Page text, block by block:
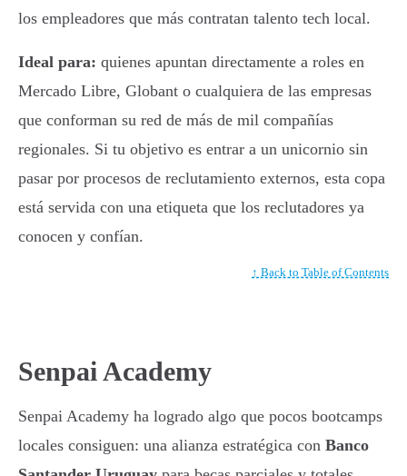
los empleadores que más contratan talento tech local.
Ideal para: quienes apuntan directamente a roles en
Mercado Libre, Globant o cualquiera de las empresas
que conforman su red de más de mil compañías
regionales. Si tu objetivo es entrar a un unicornio sin
pasar por procesos de reclutamiento externos, esta copa
está servida con una etiqueta que los reclutadores ya
conocen y confían.
↑ Back to Table of Contents
Senpai Academy
Senpai Academy ha logrado algo que pocos bootcamps
locales consiguen: una alianza estratégica con Banco